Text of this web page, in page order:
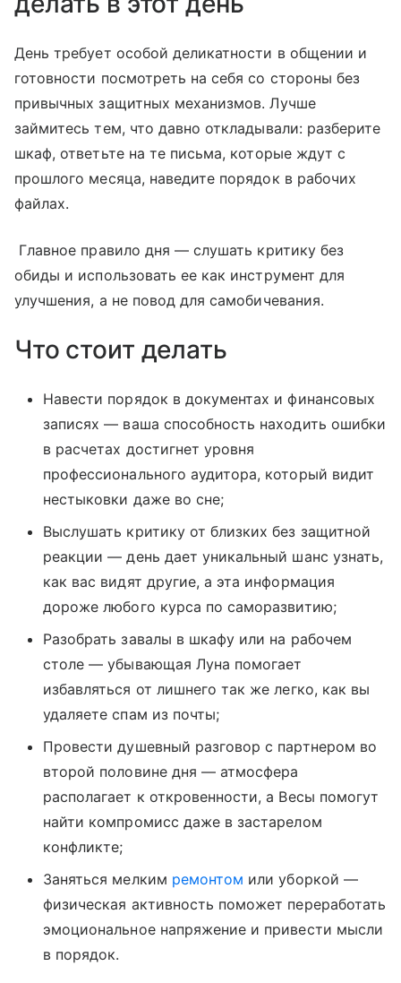
День требует особой деликатности в общении и
готовности посмотреть на себя со стороны без
привычных защитных механизмов. Лучше
займитесь тем, что давно откладывали: разберите
шкаф, ответьте на те письма, которые ждут с
прошлого месяца, наведите порядок в рабочих
файлах.
Главное правило дня — слушать критику без
обиды и использовать ее как инструмент для
улучшения, а не повод для самобичевания.
Что стоит делать
Навести порядок в документах и финансовых
записях — ваша способность находить ошибки
в расчетах достигнет уровня
профессионального аудитора, который видит
нестыковки даже во сне;
Выслушать критику от близких без защитной
реакции — день дает уникальный шанс узнать,
как вас видят другие, а эта информация
дороже любого курса по саморазвитию;
Разобрать завалы в шкафу или на рабочем
столе — убывающая Луна помогает
избавляться от лишнего так же легко, как вы
удаляете спам из почты;
Провести душевный разговор с партнером во
второй половине дня — атмосфера
располагает к откровенности, а Весы помогут
найти компромисс даже в застарелом
конфликте;
Заняться мелким ремонтом или уборкой —
физическая активность поможет переработать
эмоциональное напряжение и привести мысли
в порядок.